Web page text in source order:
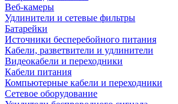
Веб-камеры
Удлинители и сетевые фильтры
Батарейки
Источники бесперебойного питания
Кабели, разветвители и удлинители
Видеокабели и переходники
Кабели питания
Компьютерные кабели и переходники
Сетевое оборудование